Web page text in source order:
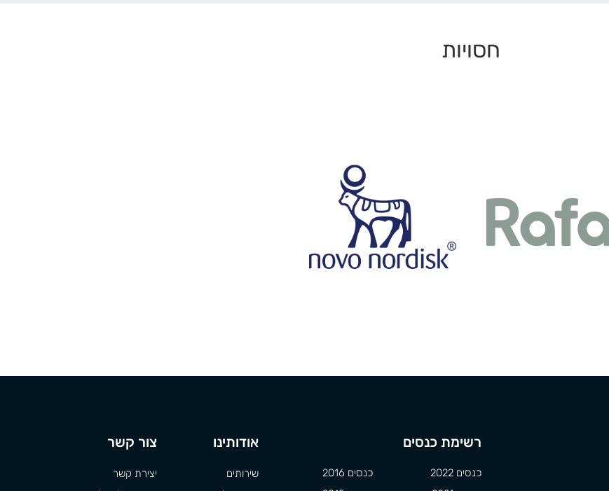
חסויות
רשימת כנסים
כנסים 2022
כנסים 2016
אודותינו
שירותים
צור קשר
יצירת קשר